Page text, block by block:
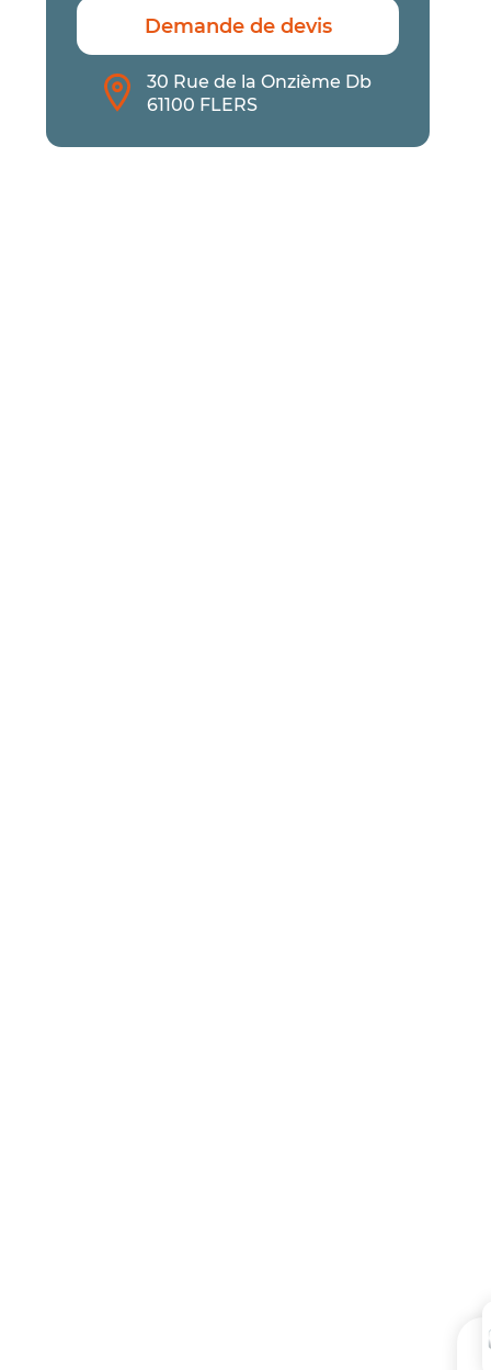
Demande de devis
30 Rue de la Onzième Db
61100 FLERS